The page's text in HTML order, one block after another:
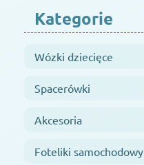
Kategorie
Wózki dziecięce
Spacerówki
Akcesoria
Foteliki samochodowy